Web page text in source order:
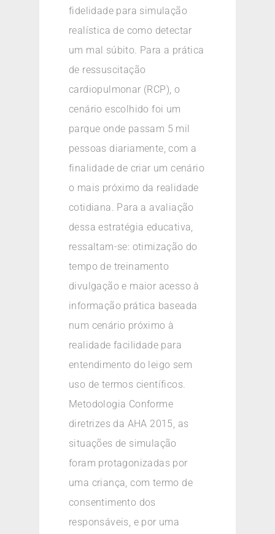
fidelidade para simulação
realística de como detectar
um mal súbito. Para a prática
de ressuscitação
cardiopulmonar (RCP), o
cenário escolhido foi um
parque onde passam 5 mil
pessoas diariamente, com a
finalidade de criar um cenário
o mais próximo da realidade
cotidiana. Para a avaliação
dessa estratégia educativa,
ressaltam-se: otimização do
tempo de treinamento
divulgação e maior acesso à
informação prática baseada
num cenário próximo à
realidade facilidade para
entendimento do leigo sem
uso de termos científicos.
Metodologia Conforme
diretrizes da AHA 2015, as
situações de simulação
foram protagonizadas por
uma criança, com termo de
consentimento dos
responsáveis, e por uma